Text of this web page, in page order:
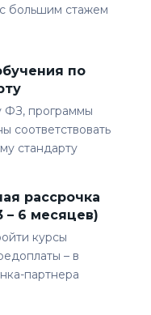
большим стажем
по
ФЗ, программы
соответствовать
стандарту
рассрочка
– 6 месяцев)
курсы
– в
партнера